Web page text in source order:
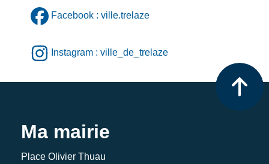
Facebook : ville.trelaze
Instagram : ville_de_trelaze
Ma mairie
Place Olivier Thuau